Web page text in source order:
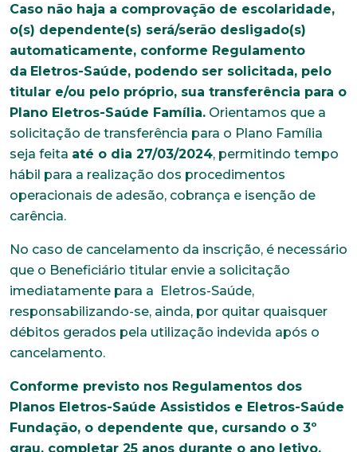
Caso não haja a comprovação de escolaridade,
o(s) dependente(s) será/serão desligado(s)
automaticamente, conforme Regulamento
da Eletros-Saúde, podendo ser solicitada, pelo
titular e/ou pelo próprio, sua transferência para o
Plano Eletros-Saúde Família. Orientamos que a
solicitação de transferência para o Plano Família
seja feita até o dia 27/03/2024, permitindo tempo
hábil para a realização dos procedimentos
operacionais de adesão, cobrança e isenção de
carência.
No caso de cancelamento da inscrição, é necessário
que o Beneficiário titular envie a solicitação
imediatamente para a Eletros-Saúde,
responsabilizando-se, ainda, por quitar quaisquer
débitos gerados pela utilização indevida após o
cancelamento.
Conforme previsto nos Regulamentos dos
Planos Eletros-Saúde Assistidos e Eletros-Saúde
Fundação, o dependente que, cursando o 3º
grau, completar 25 anos durante o ano letivo,